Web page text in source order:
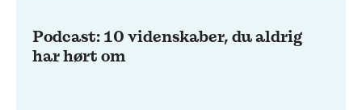
Podcast: 10 videnskaber, du aldrig
har hørt om